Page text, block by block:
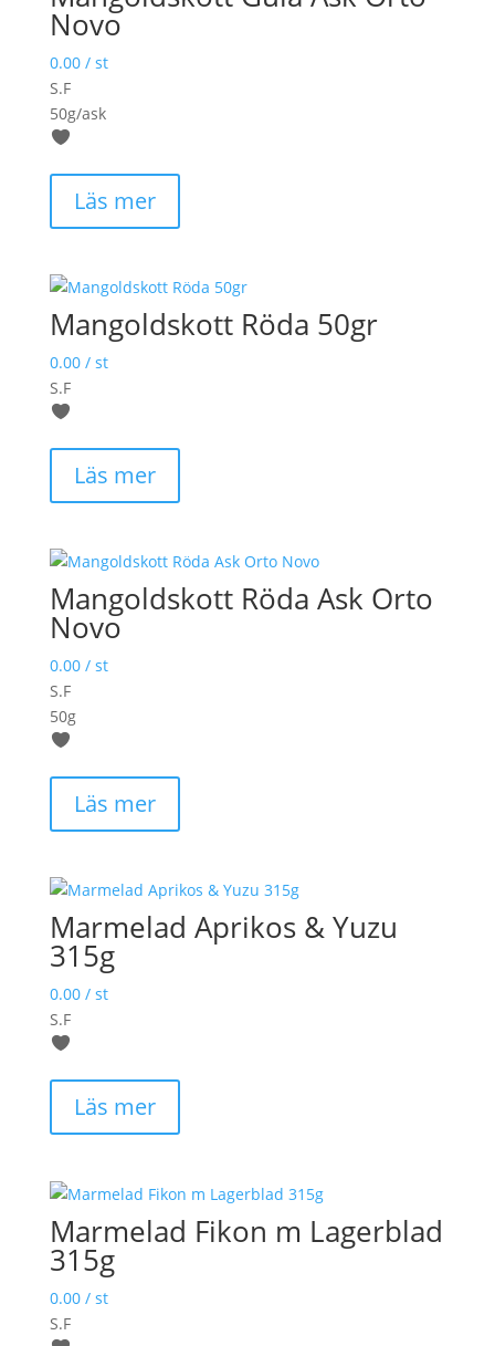
Novo
0.00/ st
S.F
50g/ask
Läs mer
Mangoldskott Röda 50gr
0.00/ st
S.F
Läs mer
Mangoldskott Röda Ask Orto
Novo
0.00/ st
S.F
50g
Läs mer
Marmelad Aprikos & Yuzu
315g
0.00/ st
S.F
Läs mer
Marmelad Fikon m Lagerblad
315g
0.00/ st
S.F